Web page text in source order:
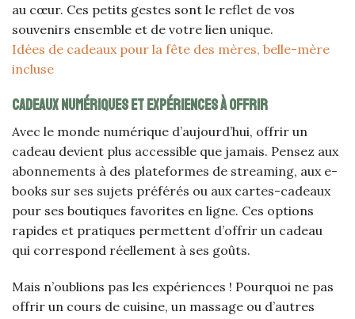
au cœur. Ces petits gestes sont le reflet de vos
souvenirs ensemble et de votre lien unique.
Idées de cadeaux pour la fête des mères, belle-mère
incluse
Cadeaux numériques et expériences à offrir
Avec le monde numérique d’aujourd’hui, offrir un
cadeau devient plus accessible que jamais. Pensez aux
abonnements à des plateformes de streaming, aux e-
books sur ses sujets préférés ou aux cartes-cadeaux
pour ses boutiques favorites en ligne. Ces options
rapides et pratiques permettent d’offrir un cadeau
qui correspond réellement à ses goûts.
Mais n’oublions pas les expériences ! Pourquoi ne pas
offrir un cours de cuisine, un massage ou d’autres